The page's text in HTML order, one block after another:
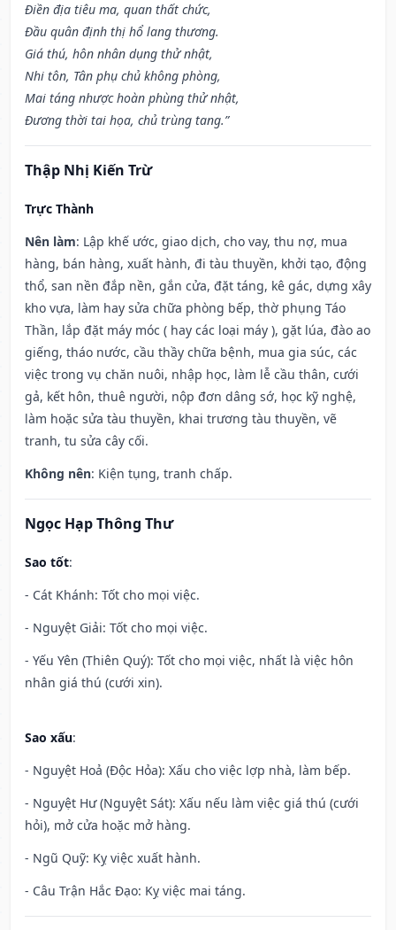
Điền địa tiêu ma, quan thất chức,
Đầu quân định thị hổ lang thương.
Giá thú, hôn nhân dụng thử nhật,
Nhi tôn, Tân phụ chủ không phòng,
Mai táng nhược hoàn phùng thử nhật,
Đương thời tai họa, chủ trùng tang.”
Thập Nhị Kiến Trừ
Trực Thành
Nên làm: Lập khế ước, giao dịch, cho vay, thu nợ, mua
hàng, bán hàng, xuất hành, đi tàu thuyền, khởi tạo, động
thổ, san nền đắp nền, gắn cửa, đặt táng, kê gác, dựng xây
kho vựa, làm hay sửa chữa phòng bếp, thờ phụng Táo
Thần, lắp đặt máy móc ( hay các loại máy ), gặt lúa, đào ao
giếng, tháo nước, cầu thầy chữa bệnh, mua gia súc, các
việc trong vụ chăn nuôi, nhập học, làm lễ cầu thân, cưới
gả, kết hôn, thuê người, nộp đơn dâng sớ, học kỹ nghệ,
làm hoặc sửa tàu thuyền, khai trương tàu thuyền, vẽ
tranh, tu sửa cây cối.
Không nên: Kiện tụng, tranh chấp.
Ngọc Hạp Thông Thư
Sao tốt:
- Cát Khánh: Tốt cho mọi việc.
- Nguyệt Giải: Tốt cho mọi việc.
- Yếu Yên (Thiên Quý): Tốt cho mọi việc, nhất là việc hôn
nhân giá thú (cưới xin).
Sao xấu:
- Nguyệt Hoả (Độc Hỏa): Xấu cho việc lợp nhà, làm bếp.
- Nguyệt Hư (Nguyệt Sát): Xấu nếu làm việc giá thú (cưới
hỏi), mở cửa hoặc mở hàng.
- Ngũ Quỹ: Kỵ việc xuất hành.
- Câu Trận Hắc Đạo: Kỵ việc mai táng.